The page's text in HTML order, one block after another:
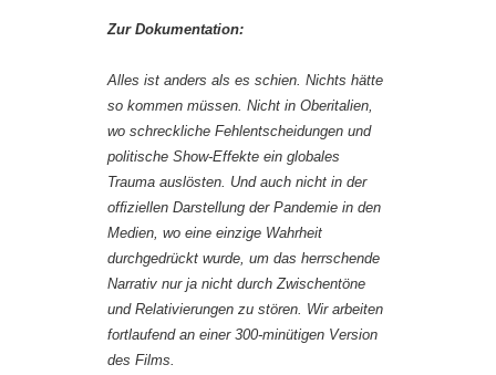
Zur Dokumentation:
Alles ist anders als es schien. Nichts hätte
so kommen müssen. Nicht in Oberitalien,
wo schreckliche Fehlentscheidungen und
politische Show-Effekte ein globales
Trauma auslösten. Und auch nicht in der
ofﬁziellen Darstellung der Pandemie in den
Medien, wo eine einzige Wahrheit
durchgedrückt wurde, um das herrschende
Narrativ nur ja nicht durch Zwischentöne
und Relativierungen zu stören. Wir arbeiten
fortlaufend an einer 300-minütigen Version
des Films.